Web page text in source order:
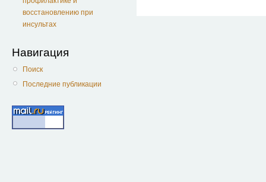
восстановлению при
инсультах
Навигация
Поиск
Последние публикации